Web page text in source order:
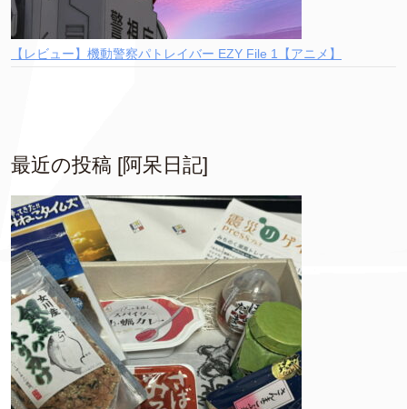
【レビュー】機動警察パトレイバー EZY File 1【アニメ】
最近の投稿 [阿呆日記]